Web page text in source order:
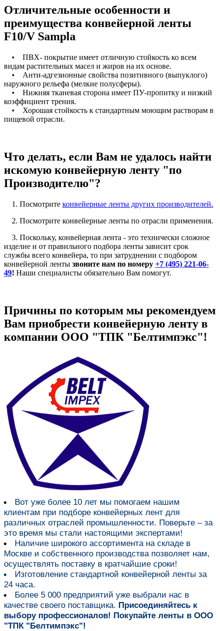
Отличительные особенности и
преимущества конвейерной ленты
F10/V Sampla
• ПВХ- покрытие имеет отличную стойкость ко всем
видам растительных масел и жиров на их основе.
• Анти-адгезионные свойства позитивного (выпуклого)
наружного рельефа (мелкие полусферы).
• Нижняя тканевая сторона имеет ПУ-пропитку и низкий
коэффициент трения.
• Хорошая стойкость к стандартным моющим растворам в
пищевой отрасли.
Что делать, если Вам не удалось найти
искомую конвейерную ленту "по
Производителю"?
1. Посмотрите конвейерные ленты других производителей.
2. Посмотрите конвейерные ленты по отрасли применения.
3. Поскольку, конвейерная лента - это технически сложное
изделие и от правильного подбора ленты зависит срок
службы всего конвейера, то при затруднении с подбором
конвейерной ленты звоните нам по номеру +7 (495) 221-06-
49! Наши специалисты обязательно Вам помогут.
Причины по которым мы рекомендуем
Вам приобрести конвейерную ленту в
компании ООО "ТПК "Белтимпэкс"!
Вот уже более 10 лет мы помогаем нашим
клиентам при подборе конвейерных лент для
различных отраслей промышленности. Поверьте – за
это время мы стали настоящими экспертами!
Наличие широкого ассортимента на складе в
Москве и собственного производства позволяет нам,
осуществлять поставку в кратчайшие сроки!
Изготовление стандартной конвейерной ленты за
24 часа.
Более 5 000 предприятий уже выбрали нас в
качестве своего поставщика. Присоединяйтесь к
выбору профессионалов! Покупайте ленты в ООО
"ТПК "Белтимпэкс"!